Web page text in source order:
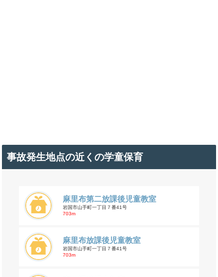
事故発生地点の近くの学童保育
麻里布第二放課後児童教室
岩国市山手町一丁目７番41号
703m
麻里布放課後児童教室
岩国市山手町一丁目７番41号
703m